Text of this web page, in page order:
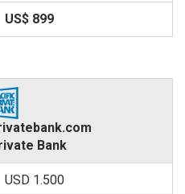
US$ 899
Bank
USD 1.500